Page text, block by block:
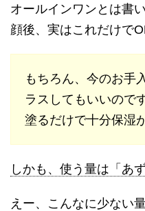
オールインワンとは書
顔後、実はこれだけで
もちろん、今のお手
ラスしてもいいので
塗るだけで十分保湿
しかも、使う量は「あ
えー、こんなに少ない